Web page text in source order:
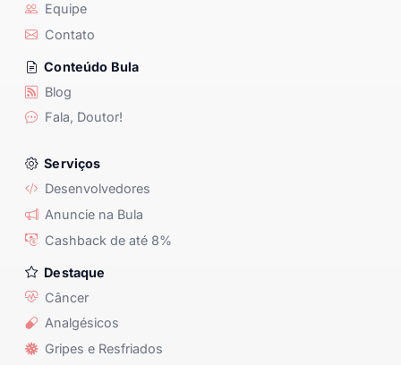
Equipe
Contato
Conteúdo Bula
Blog
Fala, Doutor!
Serviços
Desenvolvedores
Anuncie na Bula
Cashback de até 8%
Destaque
Câncer
Analgésicos
Gripes e Resfriados